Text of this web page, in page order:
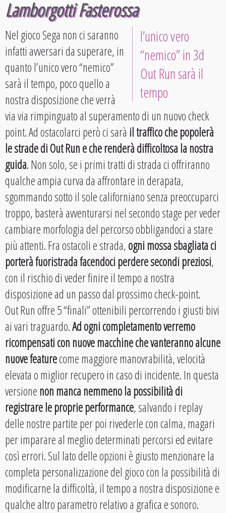
Lamborgotti Fasterossa
l’unico vero
“nemico” in 3d
Out Run sarà il
tempo
Nel gioco Sega non ci saranno
infatti avversari da superare, in
quanto l’unico vero “nemico”
sarà il tempo, poco quello a
nostra disposizione che verrà
via via rimpinguato al superamento di un nuovo check
point. Ad ostacolarci però ci sarà il traffico che popolerà
le strade di Out Run e che renderà difficoltosa la nostra
guida. Non solo, se i primi tratti di strada ci offriranno
qualche ampia curva da affrontare in derapata,
sgommando sotto il sole californiano senza preoccuparci
troppo, basterà avventurarsi nel secondo stage per veder
cambiare morfologia del percorso obbligandoci a stare
più attenti. Fra ostacoli e strada,ogni mossa sbagliata ci
porterà fuoristrada facendoci perdere secondi preziosi,
con il rischio di veder finire il tempo a nostra
disposizione ad un passo dal prossimo check-point.
Out Run offre 5 “finali” ottenibili percorrendo i giusti bivi
ai vari traguardo.Ad ogni completamento verremo
ricompensati con nuove macchine che vanteranno alcune
nuove featurecome maggiore manovrabilità, velocità
elevata o miglior recupero in caso di incidente. In questa
versionenon manca nemmeno la possibilità di
registrare le proprie performance, salvando i replay
delle nostre partite per poi rivederle con calma, magari
per imparare al meglio determinati percorsi ed evitare
così errori. Sul lato delle opzioni è giusto menzionare la
completa personalizzazione del gioco con la possibilità di
modificarne la difficoltà, il tempo a nostra disposizione e
qualche altro parametro relativo a grafica e sonoro.